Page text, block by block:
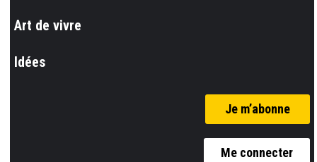
Art de vivre
Idées
Je m’abonne
Me connecter